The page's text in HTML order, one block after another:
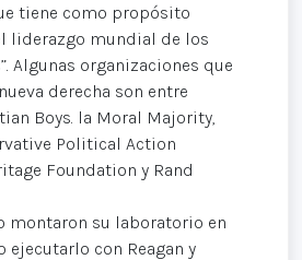
tiene como propósito
liderazgo mundial de los
Algunas organizaciones que
derecha son entre
Boys. la Moral Majority,
Political Action
Foundation y Rand
montaron su laboratorio en
ejecutarlo con Reagan y